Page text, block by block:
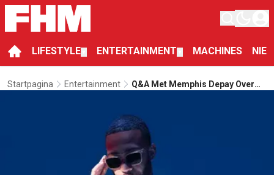
LIFESTYLE ENTERTAINMENT MACHINES
Startpagina Entertainment
Q&A Met Memphis Depay Over